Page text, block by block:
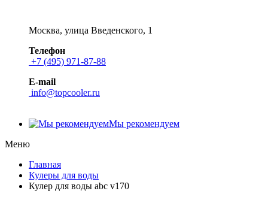
Москва, улица Введенского, 1
Телефон
+7 (495) 971-87-88
E-mail
info@topcooler.ru
Мы рекомендуем
Меню
Главная
Кулеры для воды
Кулер для воды abc v170